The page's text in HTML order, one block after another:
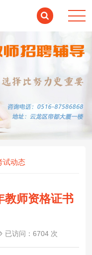
试动态
教师资格证书
已访问：6704 次